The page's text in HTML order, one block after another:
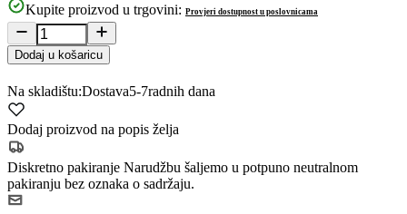
Kupite proizvod u trgovini: Provjeri dostupnost u poslovnicama
Dodaj u košaricu
Na skladištu:Dostava5-7radnih dana
Dodaj proizvod na popis želja
Diskretno pakiranje Narudžbu šaljemo u potpuno neutralnom
pakiranju bez oznaka o sadržaju.